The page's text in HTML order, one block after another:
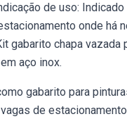
de uso: Indicado
onde há
gabarito chapa vazada
aço inox.
gabarito para
de